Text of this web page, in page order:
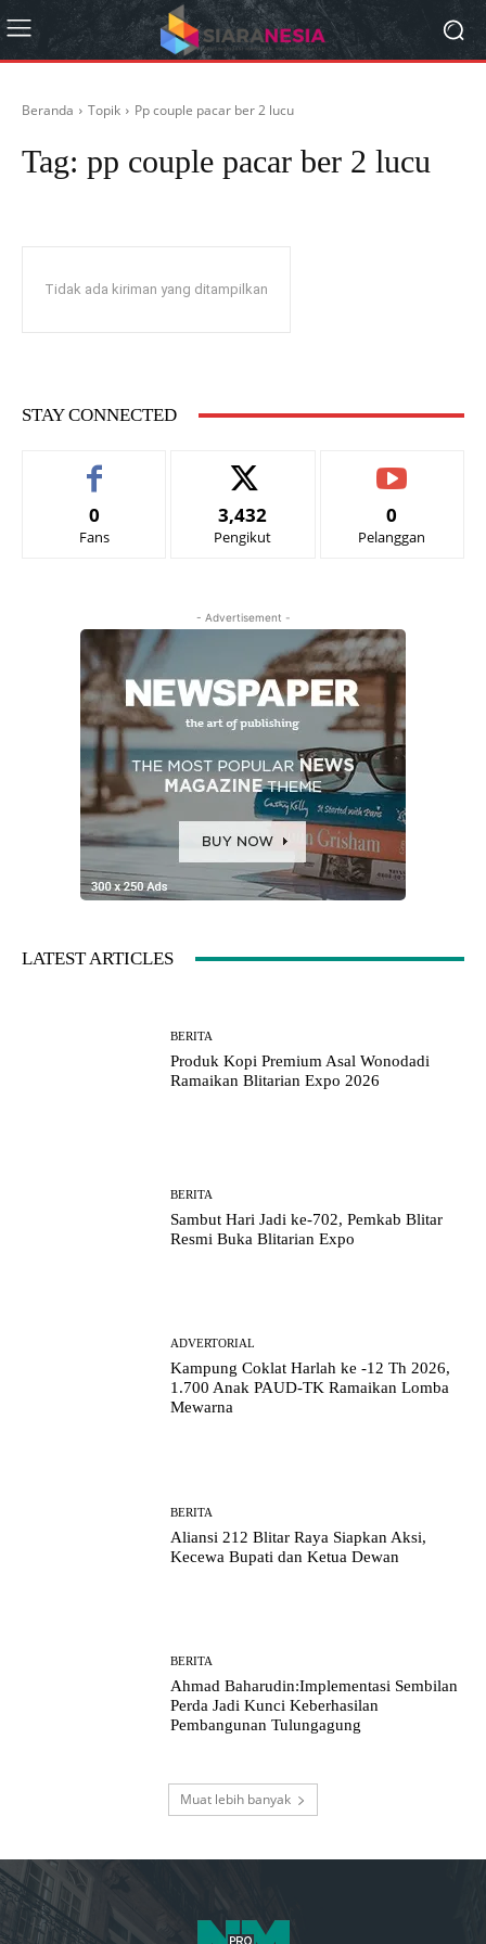
Beranda Topik Pp couple pacar ber 2 lucu
Tag: pp couple pacar ber 2 lucu
Tidak ada kiriman yang ditampilkan
STAY CONNECTED
0
Fans
3,432
Pengikut
0
Pelanggan
- Advertisement -
LATEST ARTICLES
BERITA
Produk Kopi Premium Asal Wonodadi
Ramaikan Blitarian Expo 2026
BERITA
Sambut Hari Jadi ke-702, Pemkab Blitar
Resmi Buka Blitarian Expo
ADVERTORIAL
Kampung Coklat Harlah ke -12 Th 2026,
1.700 Anak PAUD-TK Ramaikan Lomba
Mewarna
BERITA
Aliansi 212 Blitar Raya Siapkan Aksi,
Kecewa Bupati dan Ketua Dewan
BERITA
Ahmad Baharudin:Implementasi Sembilan
Perda Jadi Kunci Keberhasilan
Pembangunan Tulungagung
Muat lebih banyak